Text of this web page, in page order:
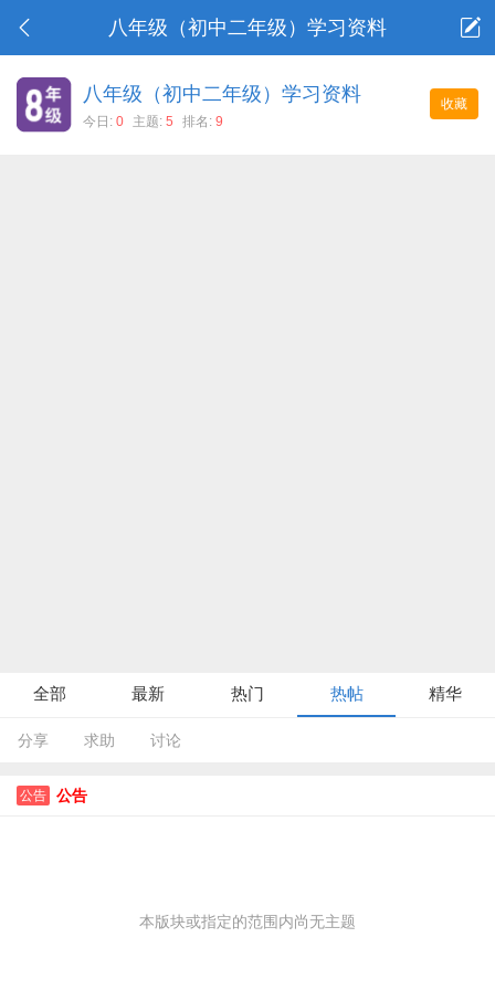
八年级（初中二年级）学习资料
收藏
八年级（初中二年级）学习资料
今日: 0 主题: 5 排名: 9
全部 最新 热门 热帖 精华
分享 求助 讨论
公告 公告
本版块或指定的范围内尚无主题